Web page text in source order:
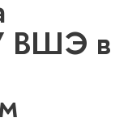
ВШЭ в